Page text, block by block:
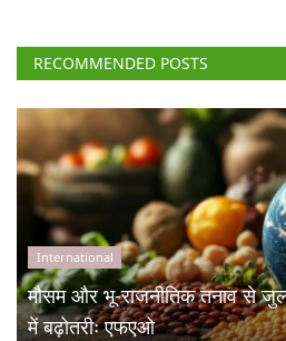
RECOMMENDED POSTS
International
मौसम और भू-राजनीतिक तनाव से
में बढ़ोतरीः एफएओ